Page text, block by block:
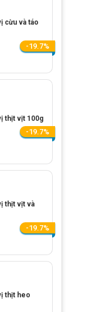
cừu và táo
-19.7%
thịt vịt 100g
-19.7%
thịt vịt và
-19.7%
thịt heo